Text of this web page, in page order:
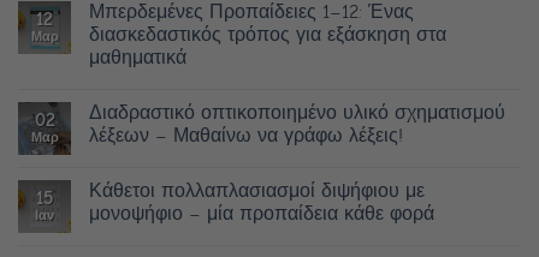
12
Μαρ
Μπερδεμένες Προπαίδειες 1–12: Ένας
διασκεδαστικός τρόπος για εξάσκηση στα
μαθηματικά
02
Μαρ
Διαδραστικό οπτικοποιημένο υλικό σχηματισμού
λέξεων – Μαθαίνω να γράφω λέξεις!
15
Ιαν
Κάθετοι πολλαπλασιασμοί διψήφιου με
μονοψήφιο – μία προπαίδεια κάθε φορά